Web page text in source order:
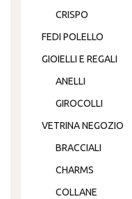
CRISPO
FEDI POLELLO
GIOIELLI E REGALI
ANELLI
GIROCOLLI
VETRINA NEGOZIO
BRACCIALI
CHARMS
COLLANE